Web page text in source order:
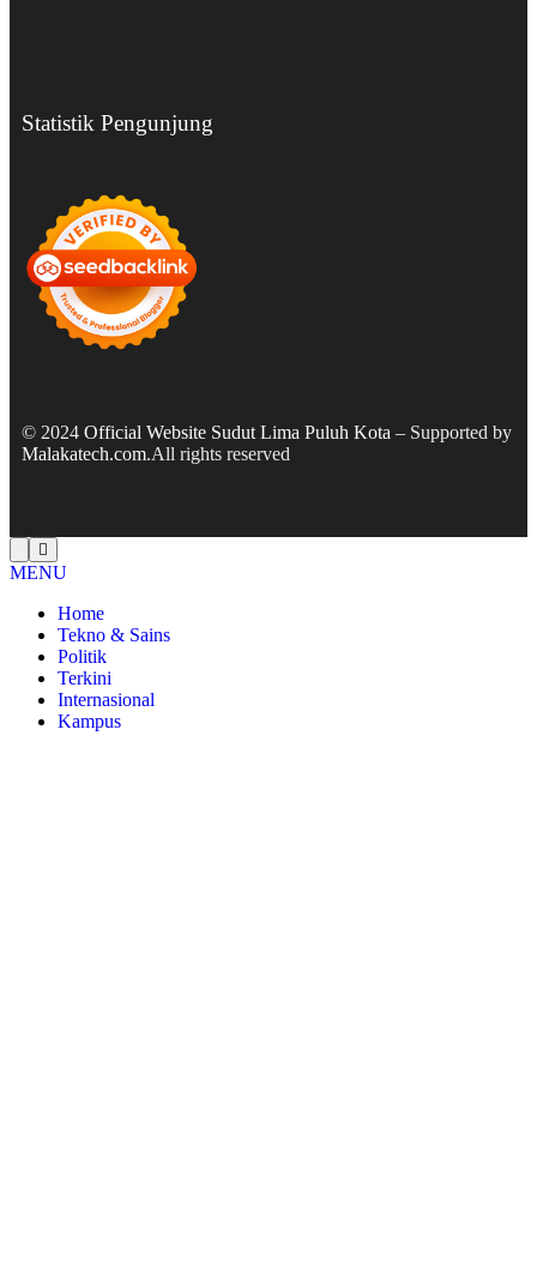
Statistik Pengunjung
© 2024 Official Website Sudut Lima Puluh Kota – Supported by
Malakatech.com.All rights reserved
MENU
Home
Tekno & Sains
Politik
Terkini
Internasional
Kampus